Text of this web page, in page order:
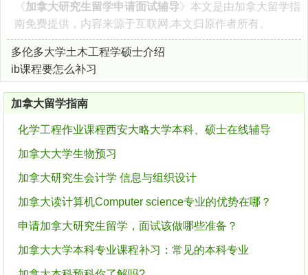
《加拿大研究生留学申请面试辅导》本文是由加拿大留学指
南免费提供，内容来源于互联网,本文归原作者所有。
多伦多大学土木工程学硕士介绍
ib课程要怎么补习
加拿大留学指南
化学工程作业课程西安大略大学本科、硕士在线辅导
加拿大大学生物预习
加拿大研究生会计学 信息与组织设计
加拿大读计算机Computer science专业的优势在哪？
申请加拿大研究生留学，面试该做哪些准备？
加拿大大学本科专业课程补习：常见的本科专业